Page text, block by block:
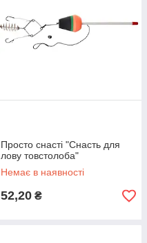
Просто снасті "Снасть для
лову товстолоба"
Немає в наявності
52,20 ₴